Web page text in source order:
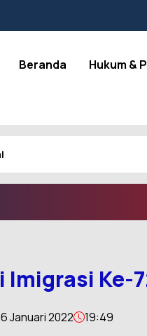
Beranda Hukum &
Imigrasi Ke-
Januari 2022 19:49